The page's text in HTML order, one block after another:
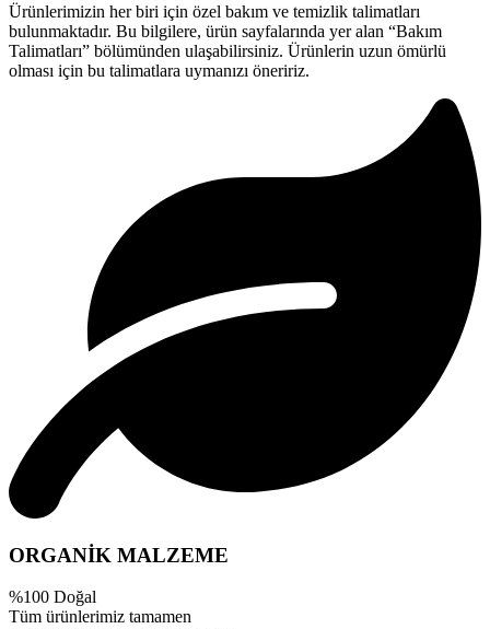
Ürünlerimizin her biri için özel bakım ve temizlik talimatları
bulunmaktadır. Bu bilgilere, ürün sayfalarında yer alan “Bakım
Talimatları” bölümünden ulaşabilirsiniz. Ürünlerin uzun ömürlü
olması için bu talimatlara uymanızı öneririz.
ORGANİK MALZEME
%100 Doğal
Tüm ürünlerimiz tamamen